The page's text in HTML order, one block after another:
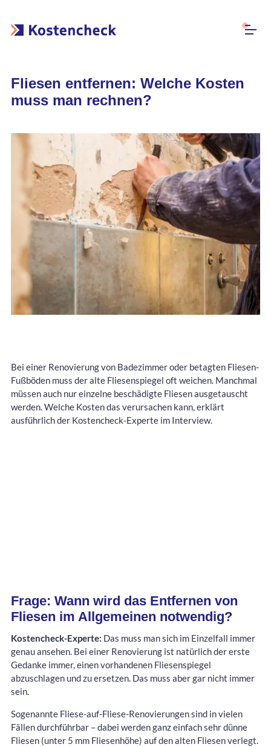
Fliesen entfernen: Welche Kosten
muss man rechnen?
Bei einer Renovierung von Badezimmer oder betagten Fliesen-
Fußböden muss der alte Fliesenspiegel oft weichen. Manchmal
müssen auch nur einzelne beschädigte Fliesen ausgetauscht
werden. Welche Kosten das verursachen kann, erklärt
ausführlich der Kostencheck-Experte im Interview.
Frage: Wann wird das Entfernen von
Fliesen im Allgemeinen notwendig?
Kostencheck-Experte: Das muss man sich im Einzelfall immer
genau ansehen. Bei einer Renovierung ist natürlich der erste
Gedanke immer, einen vorhandenen Fliesenspiegel
abzuschlagen und zu ersetzen. Das muss aber gar nicht immer
sein.
Sogenannte Fliese-auf-Fliese-Renovierungen sind in vielen
Fällen durchführbar – dabei werden ganz einfach sehr dünne
Fliesen (unter 5 mm Fliesenhöhe) auf den alten Fliesen verlegt.